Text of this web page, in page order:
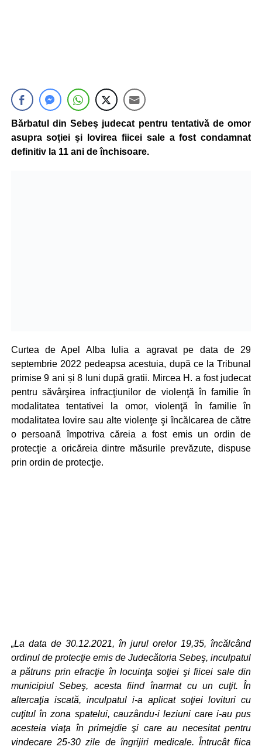
Bărbatul din Sebeş judecat pentru tentativă de omor
asupra soţiei şi lovirea fiicei sale a fost condamnat
definitiv la 11 ani de închisoare.
Curtea de Apel Alba Iulia a agravat pe data de 29
septembrie 2022 pedeapsa acestuia, după ce la Tribunal
primise 9 ani și 8 luni după gratii. Mircea H. a fost judecat
pentru săvârşirea infracţiunilor de violenţă în familie în
modalitatea tentativei la omor, violenţă în familie în
modalitatea lovire sau alte violenţe şi încălcarea de către
o persoană împotriva căreia a fost emis un ordin de
protecţie a oricăreia dintre măsurile prevăzute, dispuse
prin ordin de protecţie.
„La data de 30.12.2021, în jurul orelor 19,35, încălcând
ordinul de protecţie emis de Judecătoria Sebeş, inculpatul
a pătruns prin efracţie în locuinţa soţiei şi fiicei sale din
municipiul Sebeş, acesta fiind înarmat cu un cuţit. În
altercaţia iscată, inculpatul i-a aplicat soţiei lovituri cu
cuţitul în zona spatelui, cauzându-i leziuni care i-au pus
acesteia viaţa în primejdie şi care au necesitat pentru
vindecare 25-30 zile de îngrijiri medicale. Întrucât fiica